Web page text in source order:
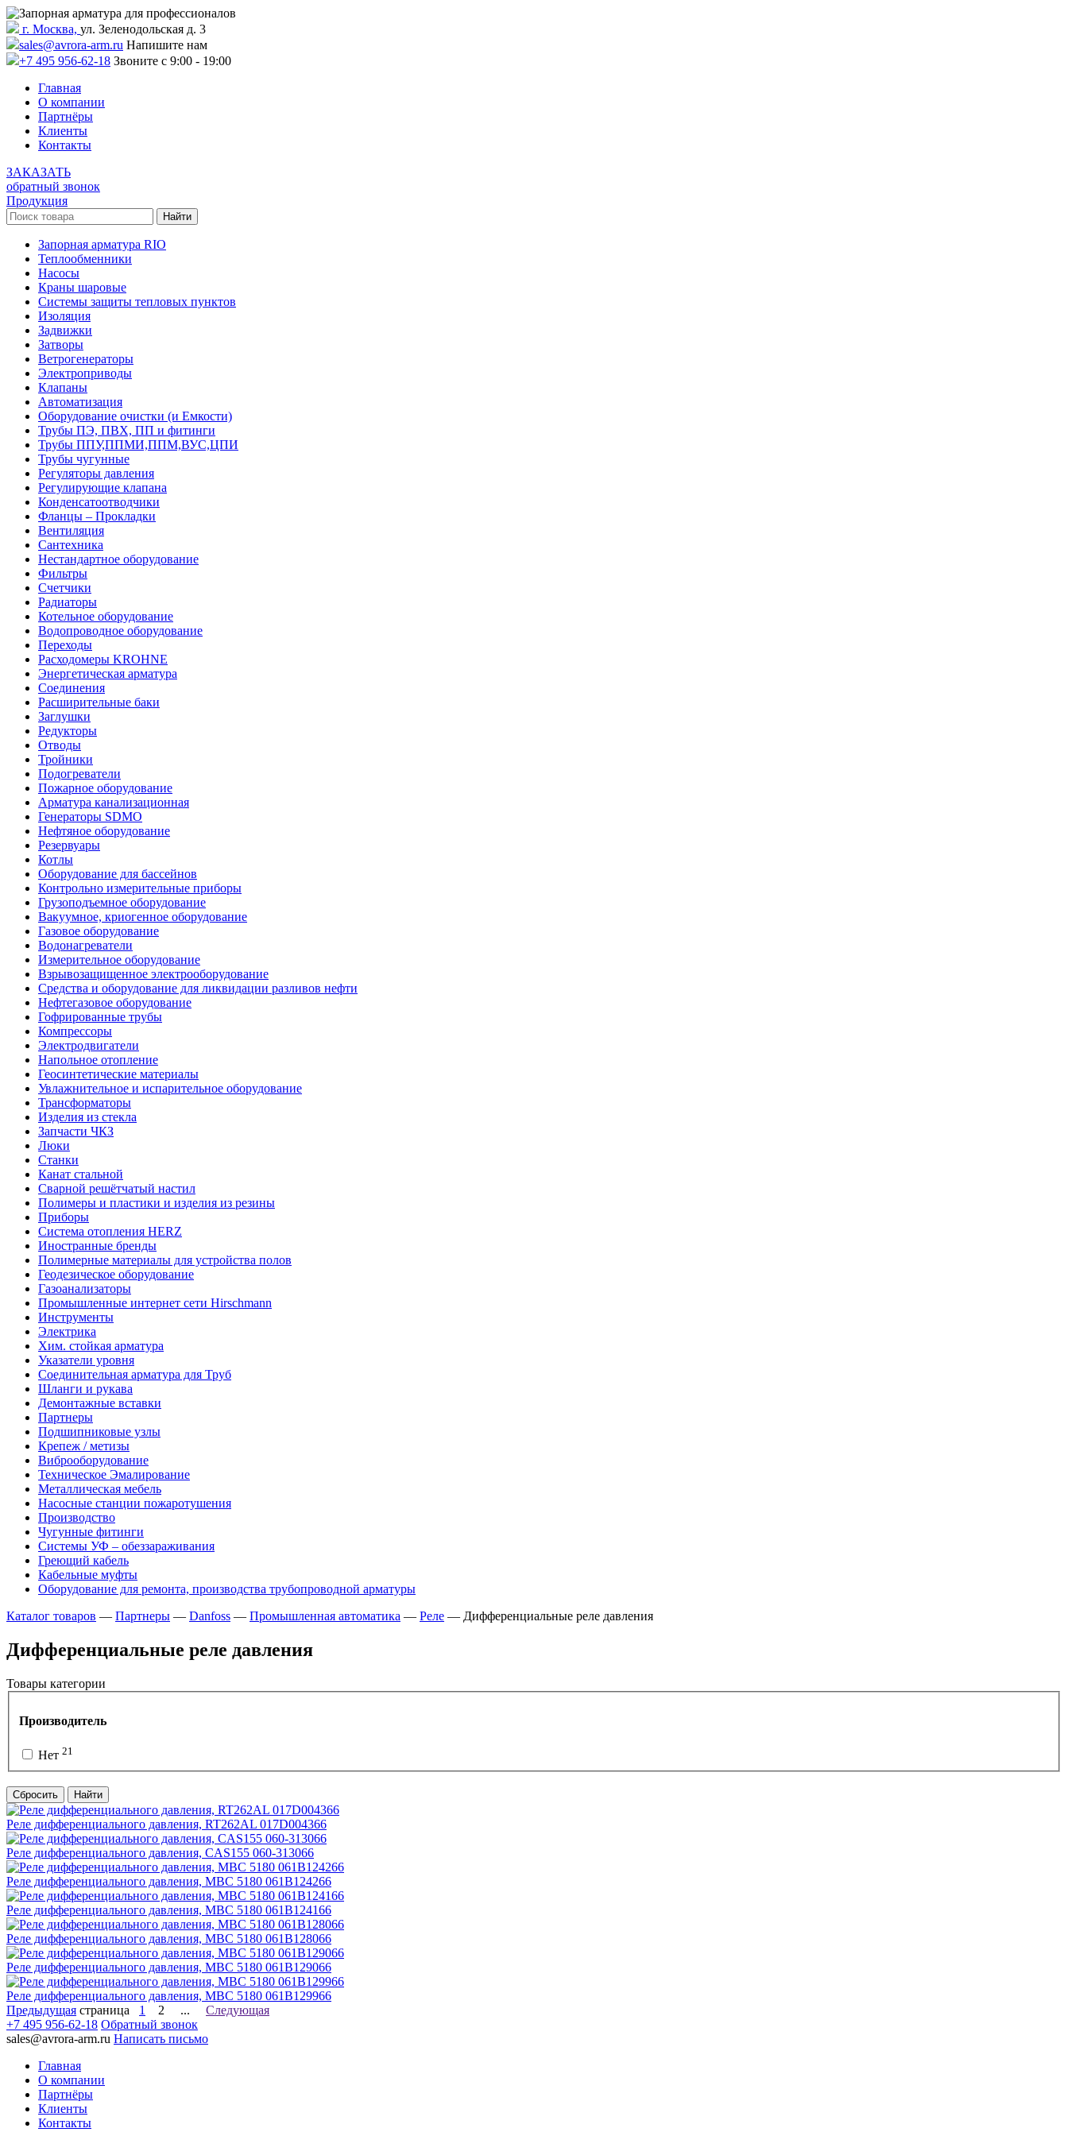
г. Москва, ул. Зеленодольская д. 3
sales@avrora-arm.ru Напишите нам
+7 495 956-62-18 Звоните с 9:00 - 19:00
Главная
О компании
Партнёры
Клиенты
Контакты
ЗАКАЗАТЬ
обратный звонок
Продукция
Запорная арматура RIO
Теплообменники
Насосы
Краны шаровые
Системы защиты тепловых пунктов
Изоляция
Задвижки
Затворы
Ветрогенераторы
Электроприводы
Клапаны
Автоматизация
Оборудование очистки (и Емкости)
Трубы ПЭ, ПВХ, ПП и фитинги
Трубы ППУ,ППМИ,ППМ,ВУС,ЦПИ
Трубы чугунные
Регуляторы давления
Регулирующие клапана
Конденсатоотводчики
Фланцы – Прокладки
Вентиляция
Сантехника
Нестандартное оборудование
Фильтры
Счетчики
Радиаторы
Котельное оборудование
Водопроводное оборудование
Переходы
Расходомеры KROHNE
Энергетическая арматура
Соединения
Расширительные баки
Заглушки
Редукторы
Отводы
Тройники
Подогреватели
Пожарное оборудование
Арматура канализационная
Генераторы SDMO
Нефтяное оборудование
Резервуары
Котлы
Оборудование для бассейнов
Контрольно измерительные приборы
Грузоподъемное оборудование
Вакуумное, криогенное оборудование
Газовое оборудование
Водонагреватели
Измерительное оборудование
Взрывозащищенное электрооборудование
Средства и оборудование для ликвидации разливов нефти
Нефтегазовое оборудование
Гофрированные трубы
Компрессоры
Электродвигатели
Напольное отопление
Геосинтетические материалы
Увлажнительное и испарительное оборудование
Трансформаторы
Изделия из стекла
Запчасти ЧКЗ
Люки
Станки
Канат стальной
Сварной решётчатый настил
Полимеры и пластики и изделия из резины
Приборы
Система отопления HERZ
Иностранные бренды
Полимерные материалы для устройства полов
Геодезическое оборудование
Газоанализаторы
Промышленные интернет сети Hirschmann
Инструменты
Электрика
Хим. стойкая арматура
Указатели уровня
Соединительная арматура для Труб
Шланги и рукава
Демонтажные вставки
Партнеры
Подшипниковые узлы
Крепеж / метизы
Виброоборудование
Техническое Эмалирование
Металлическая мебель
Насосные станции пожаротушения
Производство
Чугунные фитинги
Системы УФ – обеззараживания
Греющий кабель
Кабельные муфты
Оборудование для ремонта, производства трубопроводной арматуры
Каталог товаров — Партнеры — Danfoss — Промышленная автоматика — Реле — Дифференциальные реле давления
Дифференциальные реле давления
Товары категории
Производитель
Нет 21
Сбросить Найти
Реле дифференциального давления, RT262AL 017D004366
Реле дифференциального давления, CAS155 060-313066
Реле дифференциального давления, MBC 5180 061B124266
Реле дифференциального давления, MBC 5180 061B124166
Реле дифференциального давления, MBC 5180 061B128066
Реле дифференциального давления, MBC 5180 061B129066
Реле дифференциального давления, MBC 5180 061B129966
Предыдущая страница 1 2 ... Следующая
+7 495 956-62-18 Обратный звонок
sales@avrora-arm.ru Написать письмо
Главная
О компании
Партнёры
Клиенты
Контакты